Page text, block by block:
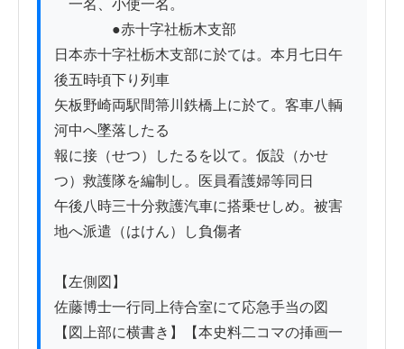
一名、小使一名。
●赤十字社栃木支部
日本赤十字社栃木支部に於ては。本月七日午
後五時頃下り列車
矢板野崎両駅間箒川鉄橋上に於て。客車八輌
河中へ墜落したる
報に接（せつ）したるを以て。仮設（かせ
つ）救護隊を編制し。医員看護婦等同日
午後八時三十分救護汽車に搭乗せしめ。被害
地へ派遣（はけん）し負傷者
【左側図】
佐藤博士一行同上待合室にて応急手当の図
【図上部に横書き】【本史料二コマの挿画一